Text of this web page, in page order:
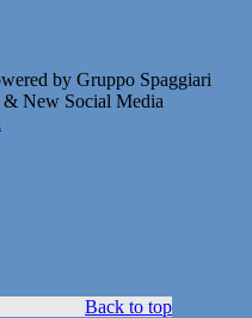
by Gruppo Spaggiari
New Social Media
Back to top